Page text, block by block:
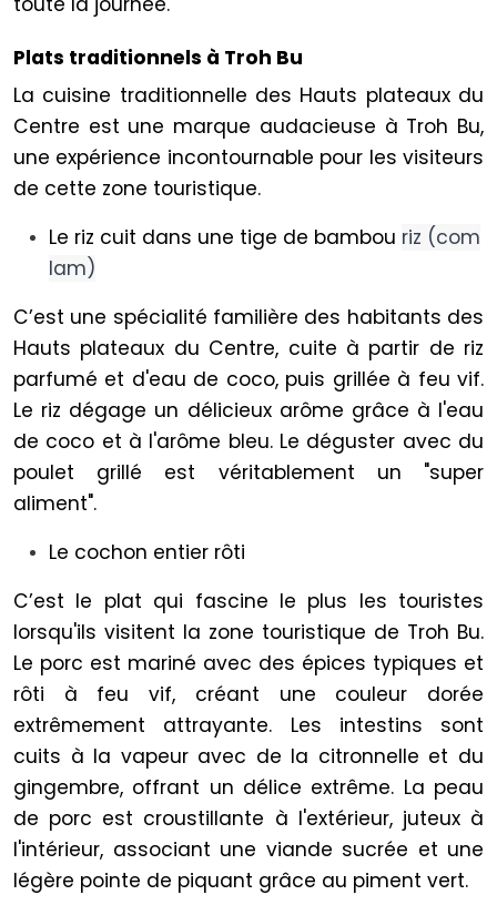
Plats traditionnels à Troh Bu
La cuisine traditionnelle des Hauts plateaux du
Centre est une marque audacieuse à Troh Bu,
une expérience incontournable pour les visiteurs
de cette zone touristique.
Le riz cuit dans une tige de bambou riz (com
lam)
C’est une spécialité familière des habitants des
Hauts plateaux du Centre, cuite à partir de riz
parfumé et d'eau de coco, puis grillée à feu vif.
Le riz dégage un délicieux arôme grâce à l'eau
de coco et à l'arôme bleu. Le déguster avec du
poulet grillé est véritablement un "super
aliment".
Le cochon entier rôti
C’est le plat qui fascine le plus les touristes
lorsqu'ils visitent la zone touristique de Troh Bu.
Le porc est mariné avec des épices typiques et
rôti à feu vif, créant une couleur dorée
extrêmement attrayante. Les intestins sont
cuits à la vapeur avec de la citronnelle et du
gingembre, offrant un délice extrême. La peau
de porc est croustillante à l'extérieur, juteux à
l'intérieur, associant une viande sucrée et une
légère pointe de piquant grâce au piment vert.